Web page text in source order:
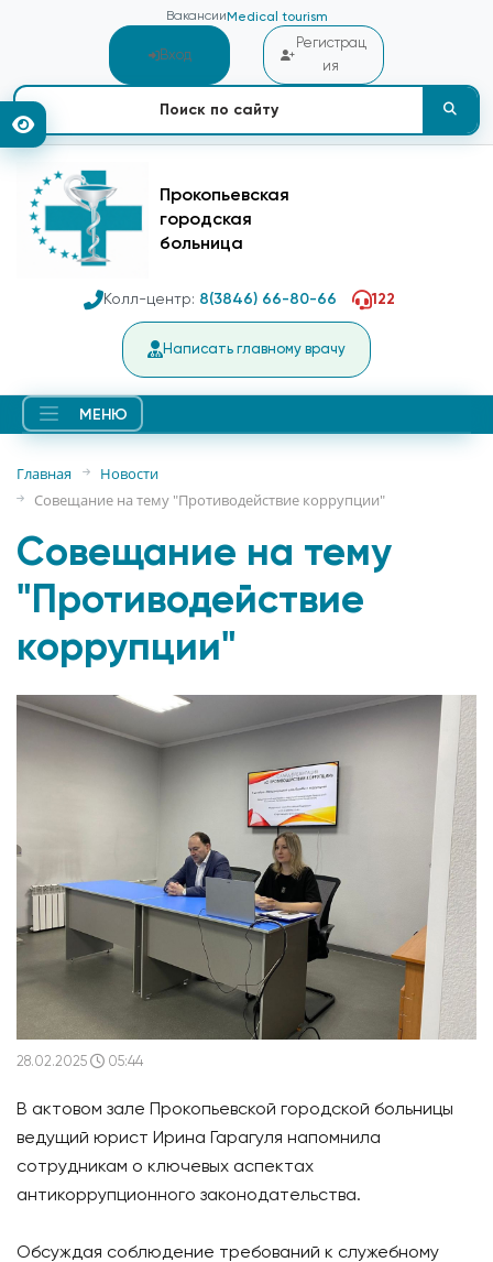
Вакансии Medical tourism
Вход
Регистрац
ия
Прокопьевская
городская
больница
Колл-центр: 8(3846) 66-80-66 122
Написать главному врачу
МЕНЮ
Главная
Новости
Совещание на тему "Противодействие коррупции"
Совещание на тему
"Противодействие
коррупции"
28.02.2025 05:44
В актовом зале Прокопьевской городской больницы
ведущий юрист Ирина Гарагуля напомнила
сотрудникам о ключевых аспектах
антикоррупционного законодательства.
Обсуждая соблюдение требований к служебному